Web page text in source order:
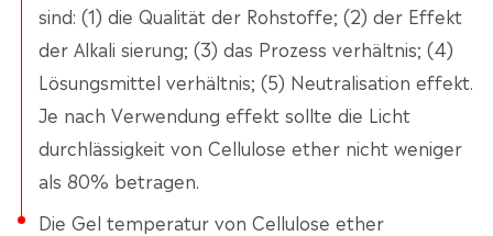
sind: (1) die Qualität der Rohstoffe; (2) der Effekt
der Alkali sierung; (3) das Prozess verhältnis; (4)
Lösungsmittel verhältnis; (5) Neutralisation effekt.
Je nach Verwendung effekt sollte die Licht
durchlässigkeit von Cellulose ether nicht weniger
als 80% betragen.
Die Gel temperatur von Cellulose ether